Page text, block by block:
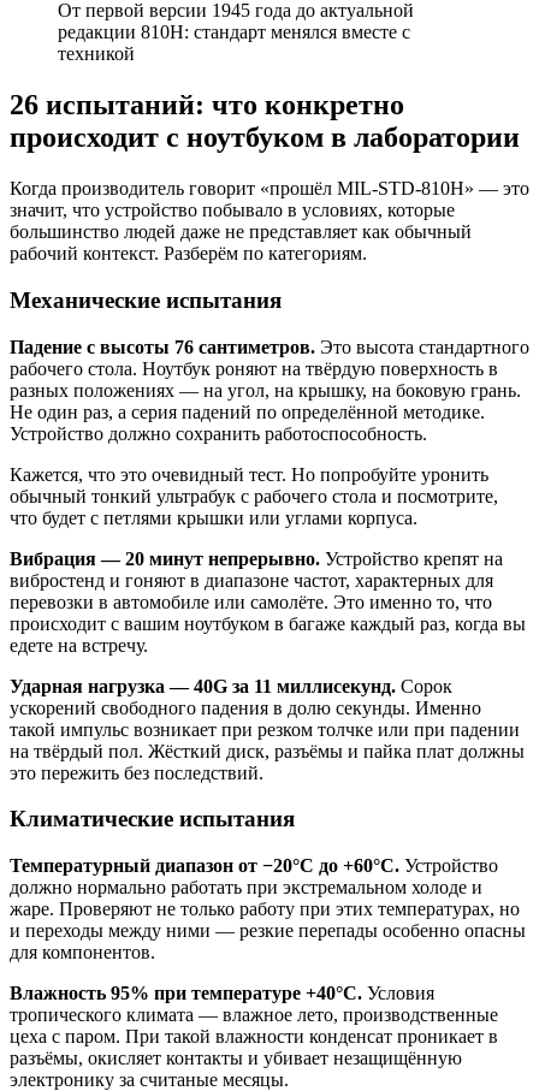
От первой версии 1945 года до актуальной
редакции 810H: стандарт менялся вместе с
техникой
26 испытаний: что конкретно
происходит с ноутбуком в лаборатории
Когда производитель говорит «прошёл MIL-STD-810H» — это
значит, что устройство побывало в условиях, которые
большинство людей даже не представляет как обычный
рабочий контекст. Разберём по категориям.
Механические испытания
Падение с высоты 76 сантиметров. Это высота стандартного
рабочего стола. Ноутбук роняют на твёрдую поверхность в
разных положениях — на угол, на крышку, на боковую грань.
Не один раз, а серия падений по определённой методике.
Устройство должно сохранить работоспособность.
Кажется, что это очевидный тест. Но попробуйте уронить
обычный тонкий ультрабук с рабочего стола и посмотрите,
что будет с петлями крышки или углами корпуса.
Вибрация — 20 минут непрерывно. Устройство крепят на
вибростенд и гоняют в диапазоне частот, характерных для
перевозки в автомобиле или самолёте. Это именно то, что
происходит с вашим ноутбуком в багаже каждый раз, когда вы
едете на встречу.
Ударная нагрузка — 40G за 11 миллисекунд. Сорок
ускорений свободного падения в долю секунды. Именно
такой импульс возникает при резком толчке или при падении
на твёрдый пол. Жёсткий диск, разъёмы и пайка плат должны
это пережить без последствий.
Климатические испытания
Температурный диапазон от −20°C до +60°C. Устройство
должно нормально работать при экстремальном холоде и
жаре. Проверяют не только работу при этих температурах, но
и переходы между ними — резкие перепады особенно опасны
для компонентов.
Влажность 95% при температуре +40°C. Условия
тропического климата — влажное лето, производственные
цеха с паром. При такой влажности конденсат проникает в
разъёмы, окисляет контакты и убивает незащищённую
электронику за считаные месяцы.